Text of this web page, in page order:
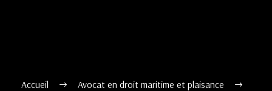
Accueil
Avocat en droit maritime et plaisance